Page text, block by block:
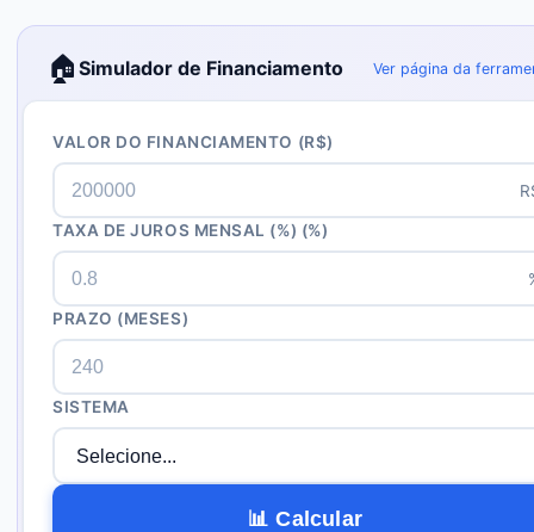
🏠 Simulador de Financiamento Ver página da
VALOR DO FINANCIAMENTO (R$)
TAXA DE JUROS MENSAL (%) (%)
PRAZO (MESES)
SISTEMA
📊 Calcular